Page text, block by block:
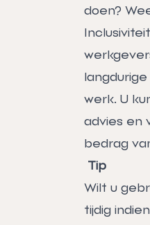
doen?
werk. U
advies en
bedrag
Tip
Wilt u
tijdig